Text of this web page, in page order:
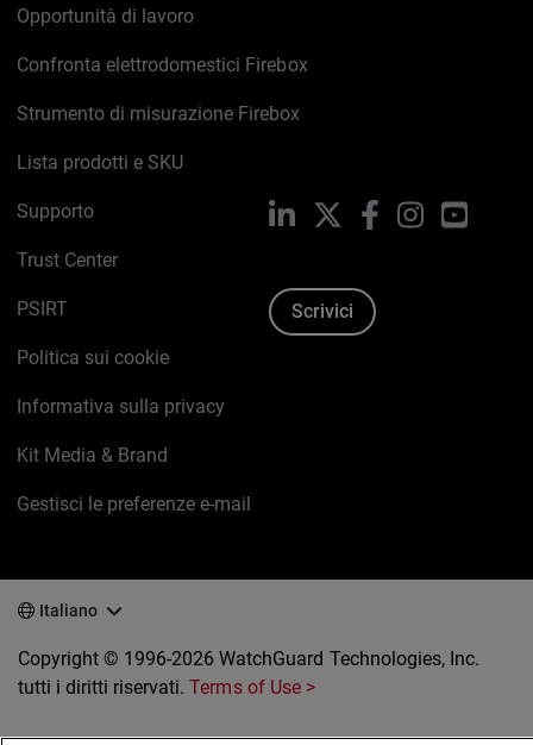
Opportunità di lavoro
Confronta elettrodomestici Firebox
Strumento di misurazione Firebox
Lista prodotti e SKU
Supporto
Trust Center
PSIRT
Politica sui cookie
Informativa sulla privacy
Kit Media & Brand
Gestisci le preferenze e-mail
LinkedIn FacebookInstagram
Scrivici
Italiano
Copyright © 1996-2026 WatchGuard Technologies, Inc.
tutti i diritti riservati.Terms of Use >